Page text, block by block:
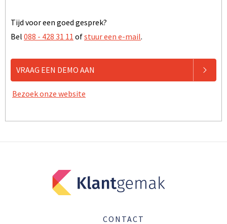
Tijd voor een goed gesprek?
Bel 088 - 428 31 11 ofstuur een e-mail.
VRAAG EEN DEMO AAN
Bezoek onze website
CONTACT